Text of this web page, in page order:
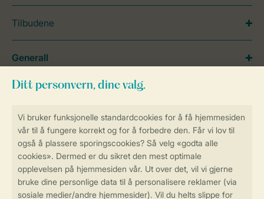
Sikker og rask online booking
Sikker datahåndtering
Tilbudene
Generall
Service
Betalingsmuligheder